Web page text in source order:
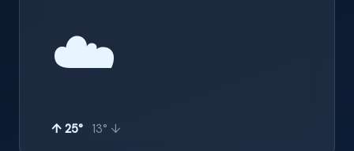
☁️
↑ 25° 13° ↓